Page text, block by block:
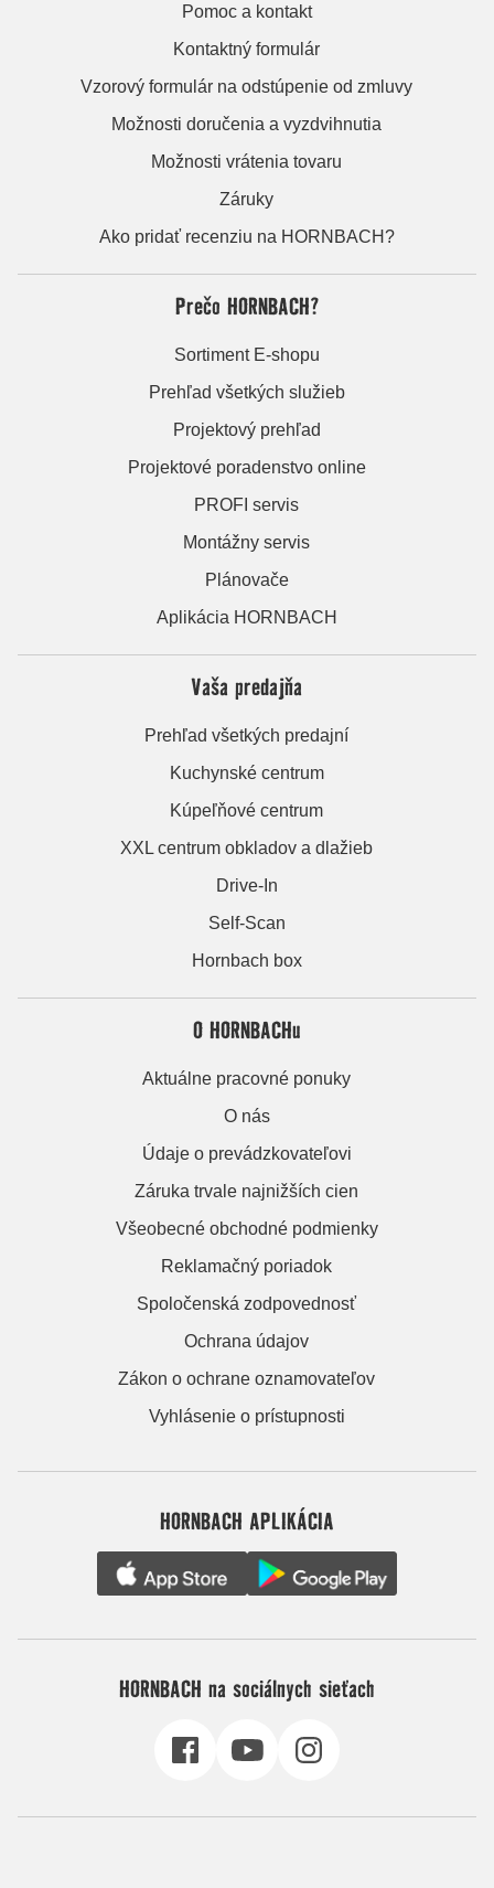
Pomoc a kontakt
Kontaktný formulár
Vzorový formulár na odstúpenie od zmluvy
Možnosti doručenia a vyzdvihnutia
Možnosti vrátenia tovaru
Záruky
Ako pridať recenziu na HORNBACH?
Prečo HORNBACH?
Sortiment E-shopu
Prehľad všetkých služieb
Projektový prehľad
Projektové poradenstvo online
PROFI servis
Montážny servis
Plánovače
Aplikácia HORNBACH
Vaša predajňa
Prehľad všetkých predajní
Kuchynské centrum
Kúpeľňové centrum
XXL centrum obkladov a dlažieb
Drive-In
Self-Scan
Hornbach box
O HORNBACHu
Aktuálne pracovné ponuky
O nás
Údaje o prevádzkovateľovi
Záruka trvale najnižších cien
Všeobecné obchodné podmienky
Reklamačný poriadok
Spoločenská zodpovednosť
Ochrana údajov
Zákon o ochrane oznamovateľov
Vyhlásenie o prístupnosti
HORNBACH APLIKÁCIA
HORNBACH na sociálnych sieťach